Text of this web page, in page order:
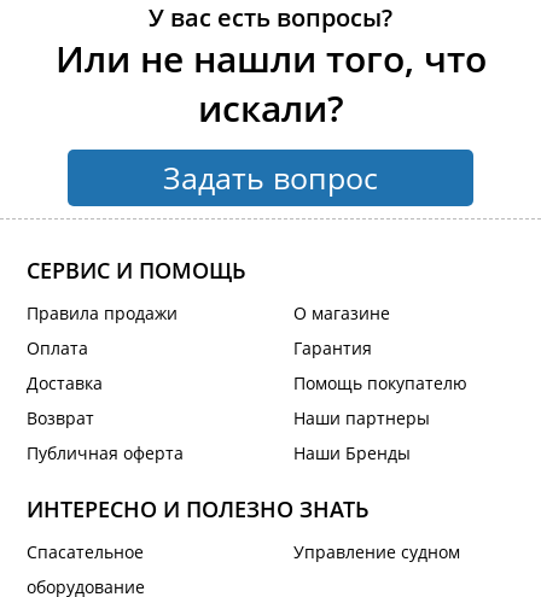
У вас есть вопросы?
Или не нашли того, что
искали?
Задать вопрос
СЕРВИС И ПОМОЩЬ
Правила продажи
Оплата
Доставка
Возврат
Публичная оферта
О магазине
Гарантия
Помощь покупателю
Наши партнеры
Наши Бренды
ИНТЕРЕСНО И ПОЛЕЗНО ЗНАТЬ
Спасательное
оборудование
Управление судном